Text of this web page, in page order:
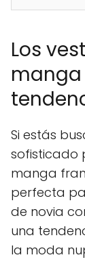
Los
manga
Si estás
sofisticado
manga
perfecta
de novia
una
la moda